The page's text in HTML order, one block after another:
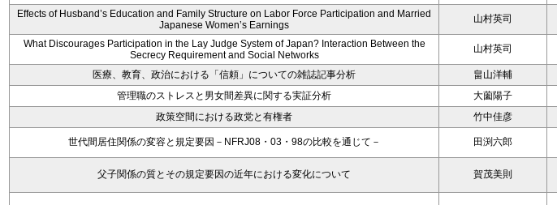
Effects of Husband’s Education and Family Structure on Labor Force Participation and Married
Japanese Women’s Earnings
山村英司
What Discourages Participation in the Lay Judge System of Japan? Interaction Between the
Secrecy Requirement and Social Networks
山村英司
医療、教育、政治における「信頼」についての雑誌記事分析 畠山洋輔
管理職のストレスと男女間差異に関する実証分析
大薗陽子
政策空間における政党と有権者
竹中佳彦
世代間居住関係の変容と規定要因－NFRJ08・03・98の比較を通じて－ 田渕六郎
父子関係の質とその規定要因の近年における変化について 賀茂美則